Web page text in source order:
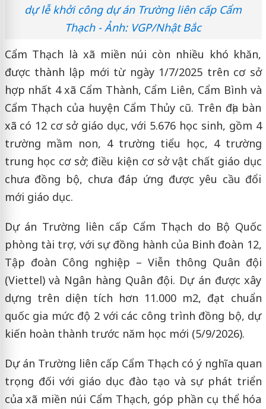
dự lễ khởi công dự án Trường liên cấp Cẩm
Thạch - Ảnh: VGP/Nhật Bắc
Cẩm Thạch là xã miền núi còn nhiều khó khăn,
được thành lập mới từ ngày 1/7/2025 trên cơ sở
hợp nhất 4 xã Cẩm Thành, Cẩm Liên, Cẩm Bình và
Cẩm Thạch của huyện Cẩm Thủy cũ. Trên địa bàn
xã có 12 cơ sở giáo dục, với 5.676 học sinh, gồm 4
trường mầm non, 4 trường tiểu học, 4 trường
trung học cơ sở; điều kiện cơ sở vật chất giáo dục
chưa đồng bộ, chưa đáp ứng được yêu cầu đổi
mới giáo dục.
Dự án Trường liên cấp Cẩm Thạch do Bộ Quốc
phòng tài trợ, với sự đồng hành của Binh đoàn 12,
Tập đoàn Công nghiệp – Viễn thông Quân đội
(Viettel) và Ngân hàng Quân đội. Dự án được xây
dựng trên diện tích hơn 11.000 m2, đạt chuẩn
quốc gia mức độ 2 với các công trình đồng bộ, dự
kiến hoàn thành trước năm học mới (5/9/2026).
Dự án Trường liên cấp Cẩm Thạch có ý nghĩa quan
trọng đối với giáo dục đào tạo và sự phát triển
của xã miền núi Cẩm Thạch, góp phần cụ thể hóa